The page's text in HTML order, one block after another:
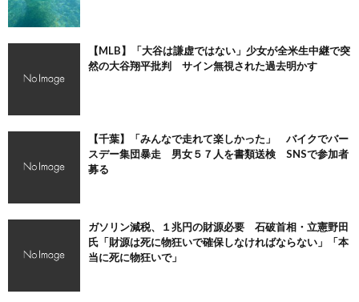
【MLB】「大谷は謙虚ではない」少女が全米生中継で突
然の大谷翔平批判 サイン無視された過去明かす
【千葉】「みんなで走れて楽しかった」 バイクでバー
スデー集団暴走 男女５７人を書類送検 SNSで参加者
募る
ガソリン減税、１兆円の財源必要 石破首相・立憲野田
氏「財源は死に物狂いで確保しなければならない」「本
当に死に物狂いで」